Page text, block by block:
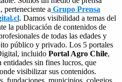
perteneciente a Grupo Prensa
. Damos visibilidad a temas del
la publicación de contenidos de
de todas las edades y
público y privado. Los 5 portales
incluido Portal Agro Chile,
sin fines lucros, que
visibilizar sus contenidos.